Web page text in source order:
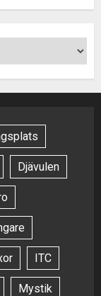
Djävulen
ITC
Mystik